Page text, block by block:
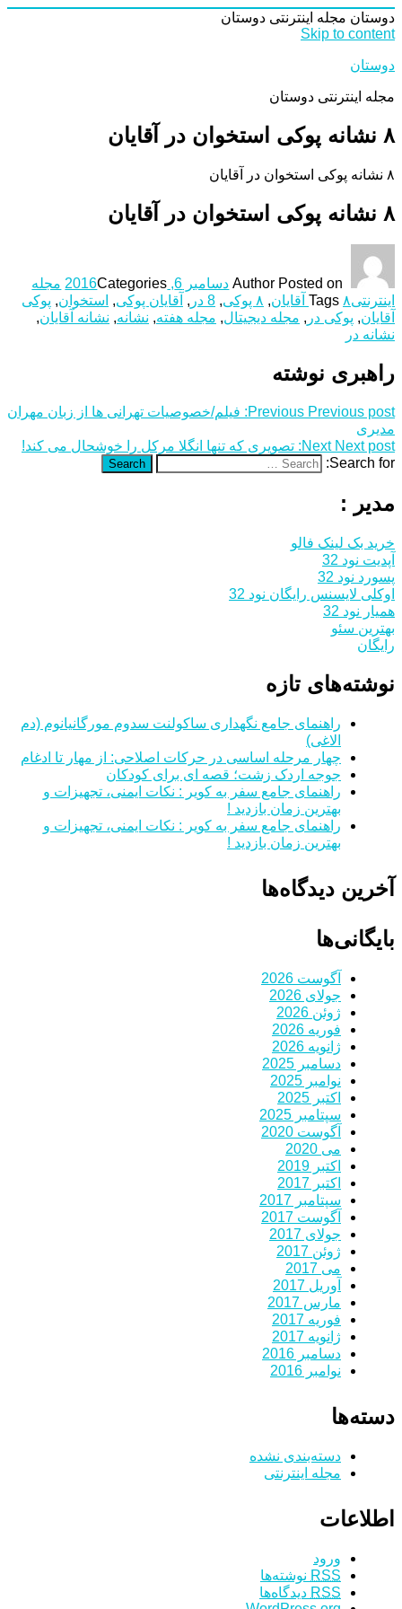
دوستان مجله اینترنتی دوستان
Skip to content
دوستان
مجله اینترنتی دوستان
۸ نشانه پوکی استخوان در آقایان
۸ نشانه پوکی استخوان در آقایان
۸ نشانه پوکی استخوان در آقایان
Author Posted on دسامبر 6, 2016 Categories
مجله
اینترنتی
Tags ۸ آقایان , ۸ پوکی , 8 در , آقایان پوکی, استخوان, پوکی
آقایان, پوکی در , مجله دیجیتال, مجله هفته, نشانه‌, نشانه آقایان,
نشانه در
راهبری نوشته
Previous Previous post:
فیلم/خصوصیات تهرانی ها از زبان مهران
مدیری
Next Next post:
تصویری که تنها انگلا مرکل را خوشحال می‌ کند!
Search for:
Search
مدیر :
خرید بک لینک فالو
آپدیت نود 32
پسورد نود 32
اوکلی لایسنس رایگان نود 32
همیار نود 32
بهترین سئو
رایگان
نوشته‌های تازه
راهنمای جامع نگهداری ساکولنت سدوم مورگانیانوم (دم
الاغی)
چهار مرحله اساسی در حرکات اصلاحی: از مهار تا ادغام
جوجه اردک زشت؛ قصه ای برای کودکان
راهنمای جامع سفر به کویر : نکات ایمنی، تجهیزات و
بهترین زمان بازدید !
راهنمای جامع سفر به کویر : نکات ایمنی، تجهیزات و
بهترین زمان بازدید !
آخرین دیدگاه‌ها
بایگانی‌ها
آگوست 2026
جولای 2026
ژوئن 2026
فوریه 2026
ژانویه 2026
دسامبر 2025
نوامبر 2025
اکتبر 2025
سپتامبر 2025
آگوست 2020
می 2020
اکتبر 2019
اکتبر 2017
سپتامبر 2017
آگوست 2017
جولای 2017
ژوئن 2017
می 2017
آوریل 2017
مارس 2017
فوریه 2017
ژانویه 2017
دسامبر 2016
نوامبر 2016
دسته‌ها
دسته‌بندی نشده
مجله اینترنتی
اطلاعات
ورود
RSS نوشته‌ها
RSS دیدگاه‌ها